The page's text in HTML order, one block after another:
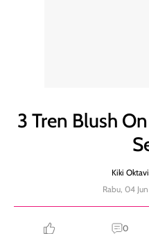
3 Tren Blush
Kiki
Rabu, 04
0